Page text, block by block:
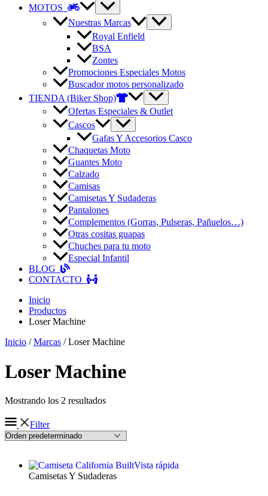
MOTOS
Nuestras Marcas
Royal Enfield
BSA
Zontes
Promociones Especiales Motos
Buscador motos personalizado
TIENDA (Biker Shop)
Ofertas Especiales & Outlet
Cascos
Gafas Y Accesorios Casco
Chaquetas Moto
Guantes Moto
Calzado
Camisas
Camisetas Y Sudaderas
Pantalones
Complementos (Gorras, Pulseras, Pañuelos…)
Otras cositas guapas
Chuches para tu moto
Especial Infantil
BLOG
CONTACTO
Inicio
Productos
Loser Machine
Inicio /Marcas / Loser Machine
Loser Machine
Mostrando los 2 resultados
Filter
Vista rápida
Camisetas Y Sudaderas